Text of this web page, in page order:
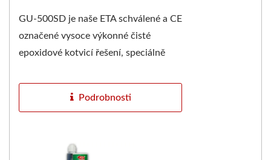
GU-500SD je naše ETA schválené a CE
označené vysoce výkonné čisté
epoxidové kotvicí řešení, speciálně
Podrobnosti